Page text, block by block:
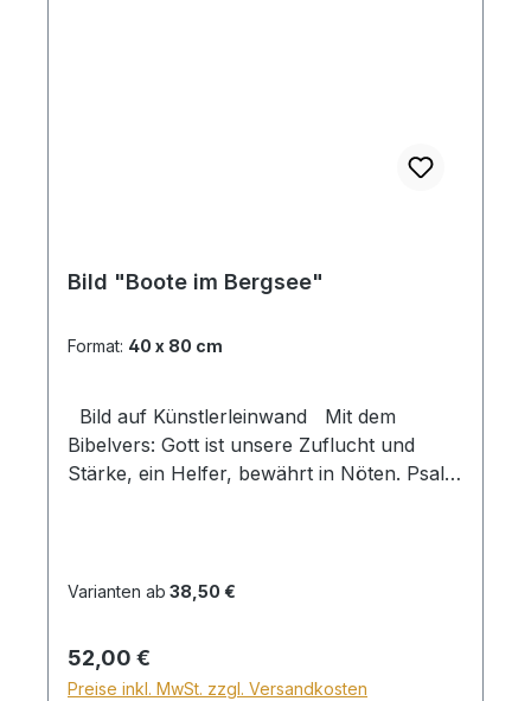
Bild "Boote im Bergsee"
Format: 40 x 80 cm
Bild auf Künstlerleinwand Mit dem
Bibelvers: Gott ist unsere Zuflucht und
Stärke, ein Helfer, bewährt in Nöten. Psalm
Deutschlands ein Zuschlag für Sperrgut in
Versand ins Ausland beträgt der
Sperrgutzuschlag 30€.
Varianten ab 38,50 €
Regulärer Preis:
52,00 €
Preise inkl. MwSt. zzgl. Versandkosten